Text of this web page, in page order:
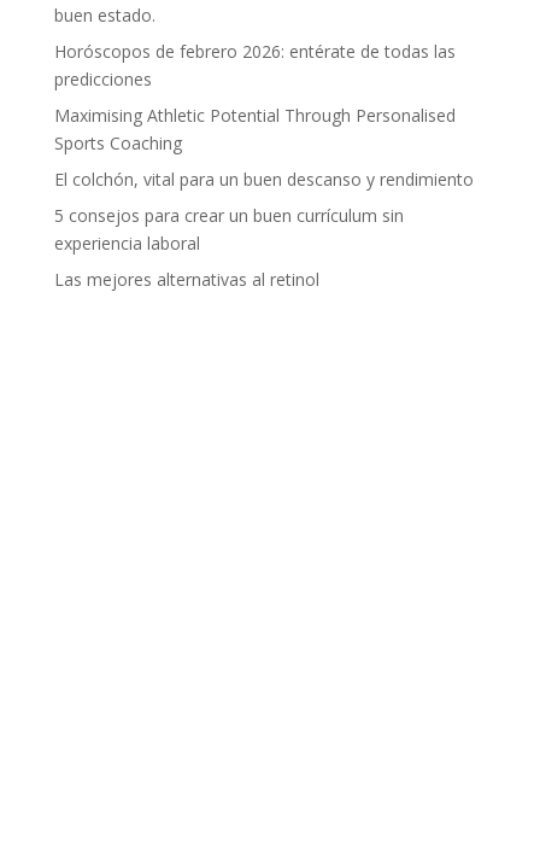
buen estado.
Horóscopos de febrero 2026: entérate de todas las
predicciones
Maximising Athletic Potential Through Personalised
Sports Coaching
El colchón, vital para un buen descanso y rendimiento
5 consejos para crear un buen currículum sin
experiencia laboral
Las mejores alternativas al retinol